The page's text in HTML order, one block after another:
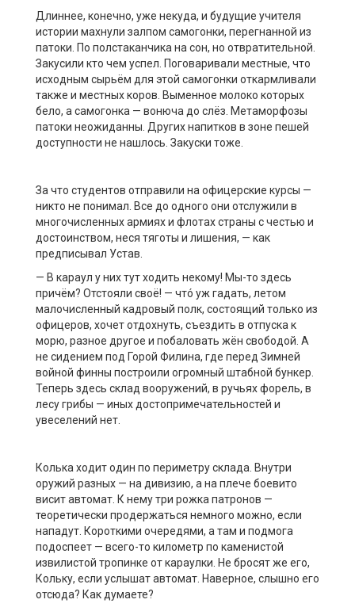
Длиннее, конечно, уже некуда, и будущие учителя
истории махнули залпом самогонки, перегнанной из
патоки. По полстаканчика на сон, но отвратительной.
Закусили кто чем успел. Поговаривали местные, что
исходным сырьём для этой самогонки откармливали
также и местных коров. Выменное молоко которых
бело, а самогонка — вонюча до слёз. Метаморфозы
патоки неожиданны. Других напитков в зоне пешей
доступности не нашлось. Закуски тоже.
За что студентов отправили на офицерские курсы —
никто не понимал. Все до одного они отслужили в
многочисленных армиях и флотах страны с честью и
достоинством, неся тяготы и лишения, — как
предписывал Устав.
— В караул у них тут ходить некому! Мы-то здесь
причём? Отстояли своё! — чтó уж гадать, летом
малочисленный кадровый полк, состоящий только из
офицеров, хочет отдохнуть, съездить в отпуска к
морю, разное другое и побаловать жён свободой. А
не сидением под Горой Филина, где перед Зимней
войной финны построили огромный штабной бункер.
Теперь здесь склад вооружений, в ручьях форель, в
лесу грибы — иных достопримечательностей и
увеселений нет.
Колька ходит один по периметру склада. Внутри
оружий разных — на дивизию, а на плече боевито
висит автомат. К нему три рожка патронов —
теоретически продержаться немного можно, если
нападут. Короткими очередями, а там и подмога
подоспеет — всего-то километр по каменистой
извилистой тропинке от караулки. Не бросят же его,
Кольку, если услышат автомат. Наверное, слышно его
отсюда? Как думаете?